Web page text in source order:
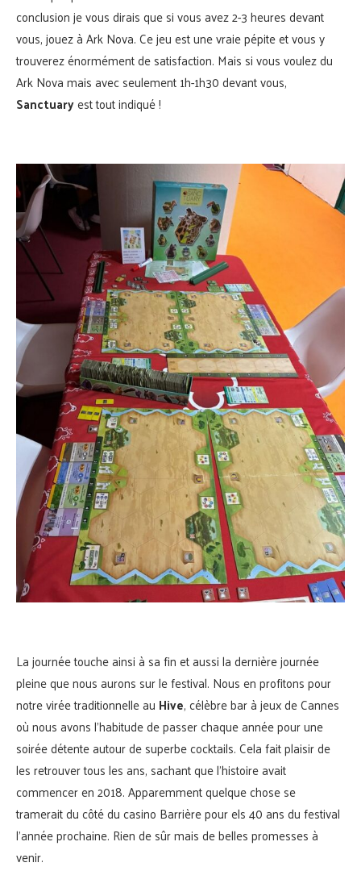
conclusion je vous dirais que si vous avez 2-3 heures devant
vous, jouez à Ark Nova. Ce jeu est une vraie pépite et vous y
trouverez énormément de satisfaction. Mais si vous voulez du
Ark Nova mais avec seulement 1h-1h30 devant vous,
Sanctuaryest tout indiqué !
La journée touche ainsi à sa fin et aussi la dernière journée
pleine que nous aurons sur le festival. Nous en profitons pour
notre virée traditionnelle au Hive, célèbre bar à jeux de Cannes
où nous avons l’habitude de passer chaque année pour une
soirée détente autour de superbe cocktails. Cela fait plaisir de
les retrouver tous les ans, sachant que l’histoire avait
commencer en 2018. Apparemment quelque chose se
tramerait du côté du casino Barrière pour els 40 ans du festival
l’année prochaine. Rien de sûr mais de belles promesses à
venir.